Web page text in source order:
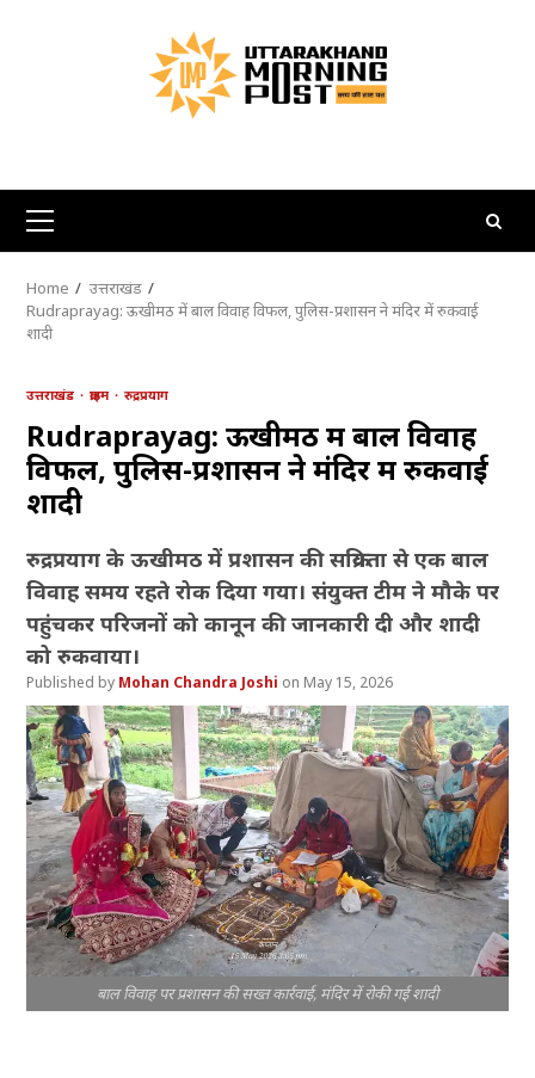
Primary
Menu
Home
उत्तराखंड
Rudraprayag: ऊखीमठ में बाल विवाह विफल, पुलिस-प्रशासन ने मंदिर में रुकवाई
शादी
उत्तराखंड क्राइम रुद्रप्रयाग
Rudraprayag: ऊखीमठ में बाल विवाह
विफल, पुलिस-प्रशासन ने मंदिर में रुकवाई
शादी
रुद्रप्रयाग के ऊखीमठ में प्रशासन की सक्रियता से एक बाल
विवाह समय रहते रोक दिया गया। संयुक्त टीम ने मौके पर
पहुंचकर परिजनों को कानून की जानकारी दी और शादी
को रुकवाया।
Mohan Chandra Joshi May 15, 2026
बाल विवाह पर प्रशासन की सख्त कार्रवाई, मंदिर में रोकी गई शादी